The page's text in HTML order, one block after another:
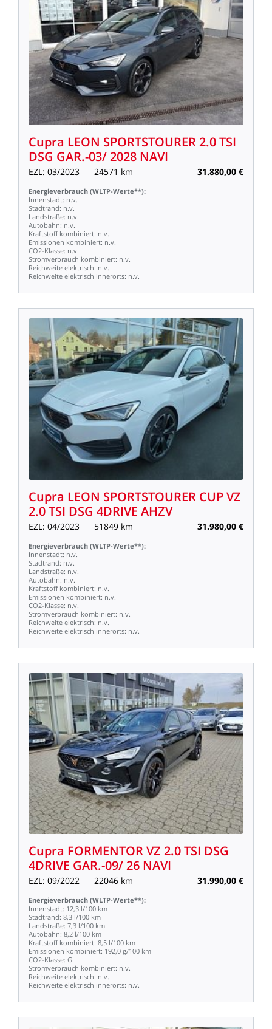
Cupra LEON SPORTSTOURER2.0TSI
DSG GAR.-03/2028 NAVI
EZL: 03/2023 24571 km 31.880,00 €
Energieverbrauch (WLTP-Werte**):
Innenstadt: n.v.
Stadtrand: n.v.
Landstraße: n.v.
Autobahn: n.v.
Kraftstoff kombiniert: n.v.
Emissionen kombiniert: n.v.
CO2-Klasse: n.v.
Stromverbrauch kombiniert: n.v.
Reichweite elektrisch: n.v.
Reichweite elektrisch innerorts: n.v.
Cupra LEON SPORTSTOURER CUPVZ
2.0TSI DSG 4DRIVE AHZV
EZL: 04/2023 51849 km 31.980,00 €
Energieverbrauch (WLTP-Werte**):
Innenstadt: n.v.
Stadtrand: n.v.
Landstraße: n.v.
Autobahn: n.v.
Kraftstoff kombiniert: n.v.
Emissionen kombiniert: n.v.
CO2-Klasse: n.v.
Stromverbrauch kombiniert: n.v.
Reichweite elektrisch: n.v.
Reichweite elektrisch innerorts: n.v.
Cupra FORMENTORVZ 2.0TSI DSG
4DRIVE GAR.-09/26 NAVI
EZL: 09/2022 22046 km 31.990,00 €
Energieverbrauch (WLTP-Werte**):
Innenstadt: 12,3 l/100 km
Stadtrand: 8,3 l/100 km
Landstraße: 7,3 l/100 km
Autobahn: 8,2 l/100 km
Kraftstoff kombiniert: 8,5 l/100 km
Emissionen kombiniert: 192,0 g/100 km
CO2-Klasse: G
Stromverbrauch kombiniert: n.v.
Reichweite elektrisch: n.v.
Reichweite elektrisch innerorts: n.v.